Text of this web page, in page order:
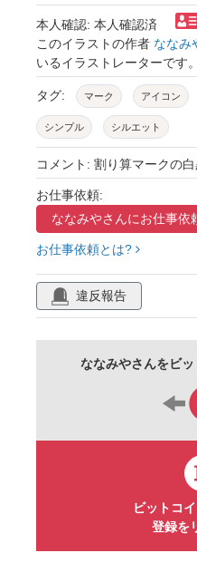
本人確認: 本人確認済
このイラストの作者 ななみ
いるイラストレーターです。
タグ: マーク アイコン
シンプル シルエット
コメント: 割り算マークの
お仕事依頼:
ななみやさんにお仕事依
お仕事依頼とは?
違反報告
ななみやさんをビ
ビットコ
登録を